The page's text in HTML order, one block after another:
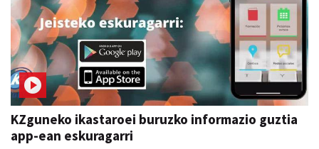
KZguneko ikastaroei buruzko informazio guztia
app-ean eskuragarri